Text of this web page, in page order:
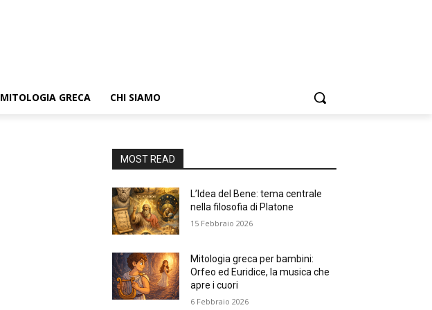
MITOLOGIA GRECA CHI SIAMO
MOST READ
L’Idea del Bene: tema centrale
nella filosofia di Platone
15 Febbraio 2026
Mitologia greca per bambini:
Orfeo ed Euridice, la musica che
apre i cuori
6 Febbraio 2026